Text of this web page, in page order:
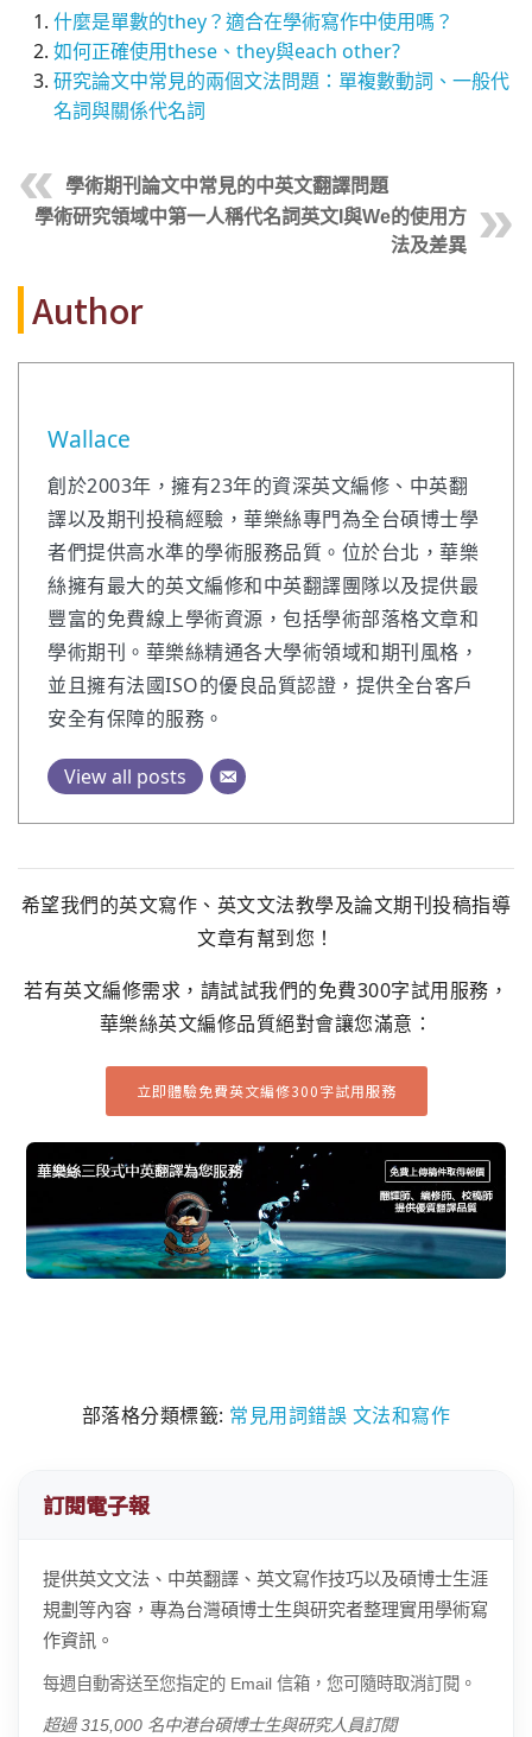
什麼是單數的they？適合在學術寫作中使用嗎？
如何正確使用these、they與each other?
研究論文中常見的兩個文法問題：單複數動詞、一般代
名詞與關係代名詞
學術期刊論文中常見的中英文翻譯問題
學術研究領域中第一人稱代名詞英文I與We的使用方
法及差異
Author
Wallace
創於2003年，擁有23年的資深英文編修、中英翻
譯以及期刊投稿經驗，華樂絲專門為全台碩博士學
者們提供高水準的學術服務品質。位於台北，華樂
絲擁有最大的英文編修和中英翻譯團隊以及提供最
豐富的免費線上學術資源，包括學術部落格文章和
學術期刊。華樂絲精通各大學術領域和期刊風格，
並且擁有法國ISO的優良品質認證，提供全台客戶
安全有保障的服務。
View all posts
希望我們的英文寫作、英文文法教學及論文期刊投稿指導
文章有幫到您！
若有英文編修需求，請試試我們的免費300字試用服務，
華樂絲英文編修品質絕對會讓您滿意：
立即體驗免費英文編修300字試用服務
部落格分類標籤: 常見用詞錯誤 文法和寫作
訂閱電子報
提供英文文法、中英翻譯、英文寫作技巧以及碩博士生涯
規劃等內容，專為台灣碩博士生與研究者整理實用學術寫
作資訊。
每週自動寄送至您指定的 Email 信箱，您可隨時取消訂閱。
超過 315,000 名中港台碩博士生與研究人員訂閱